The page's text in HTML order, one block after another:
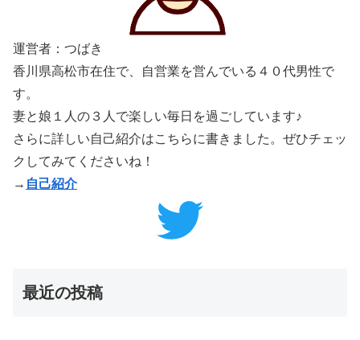
運営者：つばき
香川県高松市在住で、自営業を営んでいる４０代男性で
す。
妻と娘１人の３人で楽しい毎日を過ごしています♪
さらに詳しい自己紹介はこちらに書きました。ぜひチェッ
クしてみてくださいね！
→ 自己紹介
最近の投稿